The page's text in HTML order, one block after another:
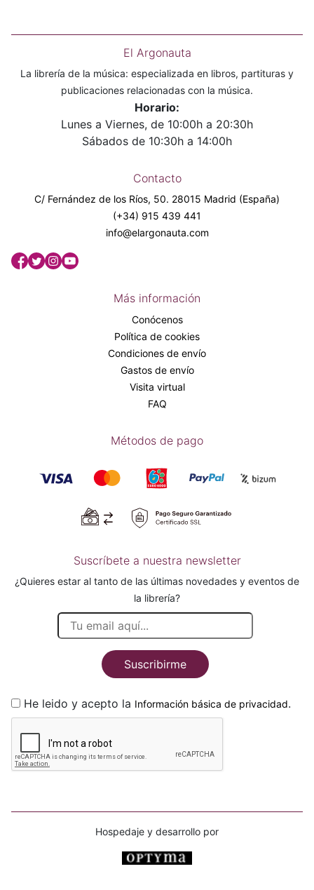
El Argonauta
La librería de la música: especializada en libros, partituras y
publicaciones relacionadas con la música.
Horario:
Lunes a Viernes, de 10:00h a 20:30h
Sábados de 10:30h a 14:00h
Contacto
C/ Fernández de los Ríos, 50. 28015 Madrid (España)
(+34) 915 439 441
info@elargonauta.com
Más información
Conócenos
Política de cookies
Condiciones de envío
Gastos de envío
Visita virtual
FAQ
Métodos de pago
Suscríbete a nuestra newsletter
¿Quieres estar al tanto de las últimas novedades y eventos de
la librería?
Suscribirme
He leido y acepto la Información básica de privacidad.
Hospedaje y desarrollo por